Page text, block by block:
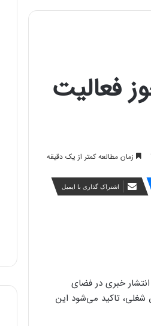
فعالیت
زمان مطالعه کمتر از یک دقیقه
اشتراک گذاری با ایمیل
انتشار خبری در فضای
شغلی، تاکید می‌شود این